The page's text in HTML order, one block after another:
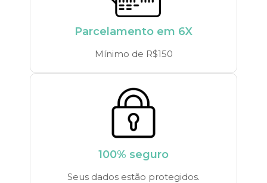
Parcelamento em 6X
Mínimo de R$150
100% seguro
Seus dados estão protegidos.